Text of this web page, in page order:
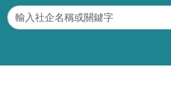
關鍵字